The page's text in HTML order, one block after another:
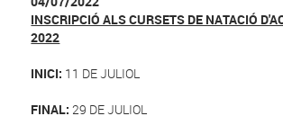
INSCRIPCIÓ ALS CURSETS DE NATACIÓ
2022
INICI: 11 DE JULIOL
FINAL: 29 DE JULIOL